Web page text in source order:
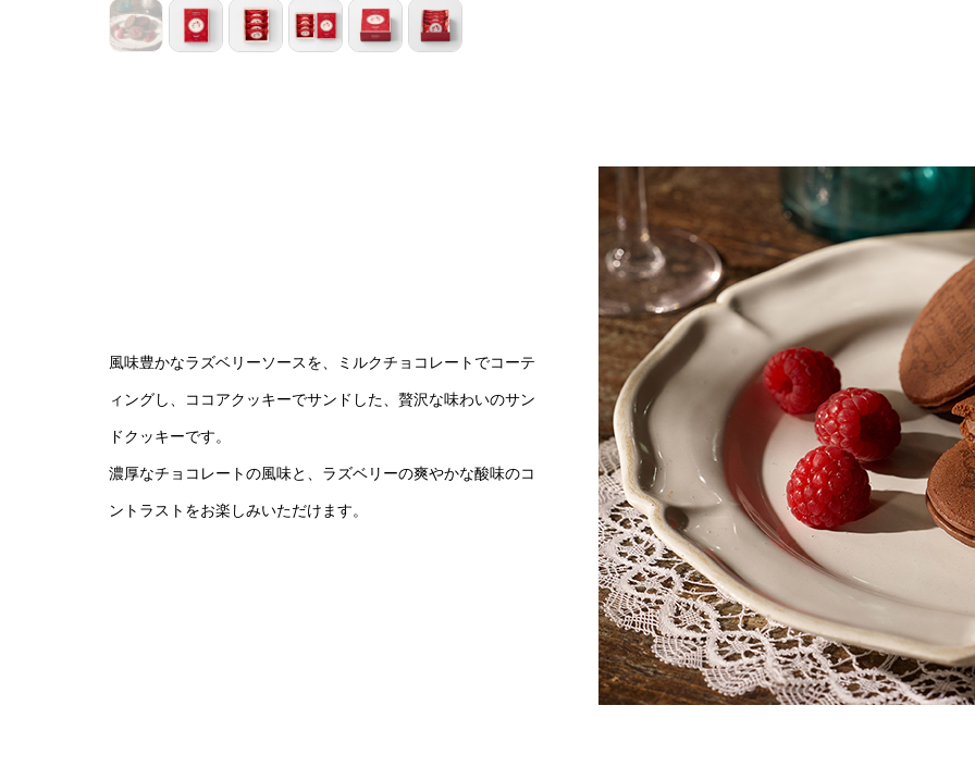
風味豊かなラズベリーソースを、ミルクチョコレートでコーテ
ィングし、ココアクッキーでサンドした、贅沢な味わいのサン
ドクッキーです。
濃厚なチョコレートの風味と、ラズベリーの爽やかな酸味のコ
ントラストをお楽しみいただけます。